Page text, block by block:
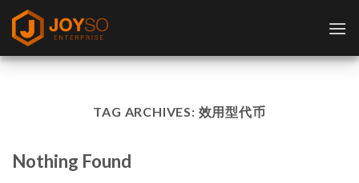
Skip
content
TAG ARCHIVES: 效用型代币
Nothing Found